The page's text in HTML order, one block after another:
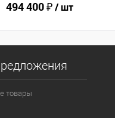
494 400 ₽/ шт
товары